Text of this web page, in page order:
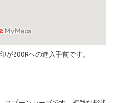
200Rへの進入手前です。